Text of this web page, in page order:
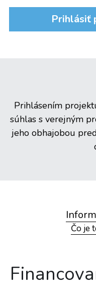
Prihlásiť
Prihlásením
súhlas s verejným
jeho obhajobou
Čo je